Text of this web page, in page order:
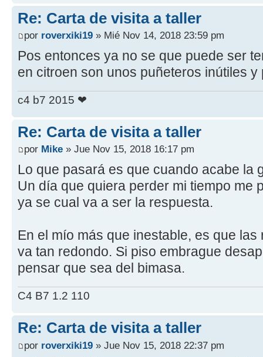
Re: Carta de visita a taller
por roverxiki19 » Mié Nov 14, 2018 23:59 pm
Pos entonces ya no se que puede ser
en citroen son unos puñeteros inútiles
c4 b7 2015 ❤
Re: Carta de visita a taller
por Mike » Jue Nov 15, 2018 16:17 pm
Lo que pasará es que cuando acabe la
Un día que quiera perder mi tiempo me
ya se cual va a ser la respuesta.
En el mío más que inestable, es que
va tan redondo. Si piso embrague
pensar que sea del bimasa.
C4 B7 1.2 110
Re: Carta de visita a taller
por roverxiki19 » Jue Nov 15, 2018 22:37 pm